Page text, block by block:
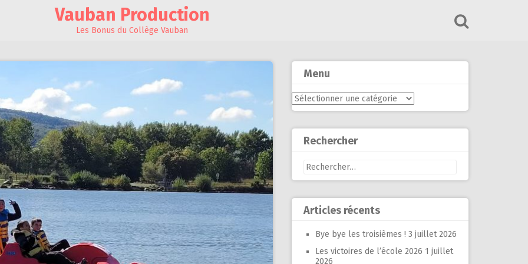
Vauban Production
Les Bonus du Collège Vauban
Menu
Menu
Rechercher
Rechercher :
Articles récents
Bye bye les troisièmes ! 3 juillet 2026
Les victoires de l’école 2026 1 juillet
2026